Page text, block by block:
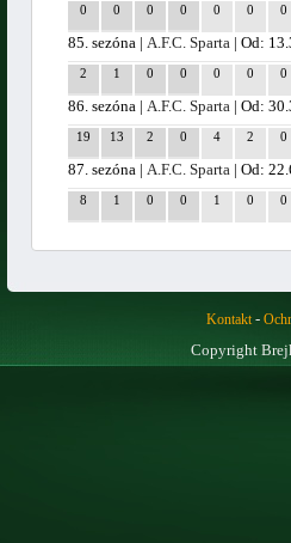
0 0 0 0 0 0 0
85. sezóna | A.F.C. Sparta | Od:
2 1 0 0 0 0 0
86. sezóna | A.F.C. Sparta | Od:
19 13 2 0 4 2 0
87. sezóna | A.F.C. Sparta | Od:
8 1 0 0 1 0 0
Kontakt-
Copyright